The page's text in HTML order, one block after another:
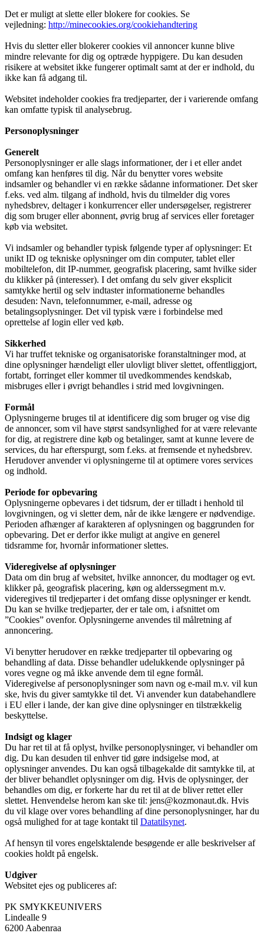
Det er muligt at slette eller blokere for cookies. Se
vejledning: http://minecookies.org/cookiehandtering
Hvis du sletter eller blokerer cookies vil annoncer kunne blive
mindre relevante for dig og optræde hyppigere. Du kan desuden
risikere at websitet ikke fungerer optimalt samt at der er indhold, du
ikke kan få adgang til.
Websitet indeholder cookies fra tredjeparter, der i varierende omfang
kan omfatte typisk til analysebrug.
Personoplysninger
Generelt
Personoplysninger er alle slags informationer, der i et eller andet
omfang kan henføres til dig. Når du benytter vores website
indsamler og behandler vi en række sådanne informationer. Det sker
f.eks. ved alm. tilgang af indhold, hvis du tilmelder dig vores
nyhedsbrev, deltager i konkurrencer eller undersøgelser, registrerer
dig som bruger eller abonnent, øvrig brug af services eller foretager
køb via websitet.
Vi indsamler og behandler typisk følgende typer af oplysninger: Et
unikt ID og tekniske oplysninger om din computer, tablet eller
mobiltelefon, dit IP-nummer, geografisk placering, samt hvilke sider
du klikker på (interesser). I det omfang du selv giver eksplicit
samtykke hertil og selv indtaster informationerne behandles
desuden: Navn, telefonnummer, e-mail, adresse og
betalingsoplysninger. Det vil typisk være i forbindelse med
oprettelse af login eller ved køb.
Sikkerhed
Vi har truffet tekniske og organisatoriske foranstaltninger mod, at
dine oplysninger hændeligt eller ulovligt bliver slettet, offentliggjort,
fortabt, forringet eller kommer til uvedkommendes kendskab,
misbruges eller i øvrigt behandles i strid med lovgivningen.
Formål
Oplysningerne bruges til at identificere dig som bruger og vise dig
de annoncer, som vil have størst sandsynlighed for at være relevante
for dig, at registrere dine køb og betalinger, samt at kunne levere de
services, du har efterspurgt, som f.eks. at fremsende et nyhedsbrev.
Herudover anvender vi oplysningerne til at optimere vores services
og indhold.
Periode for opbevaring
Oplysningerne opbevares i det tidsrum, der er tilladt i henhold til
lovgivningen, og vi sletter dem, når de ikke længere er nødvendige.
Perioden afhænger af karakteren af oplysningen og baggrunden for
opbevaring. Det er derfor ikke muligt at angive en generel
tidsramme for, hvornår informationer slettes.
Videregivelse af oplysninger
Data om din brug af websitet, hvilke annoncer, du modtager og evt.
klikker på, geografisk placering, køn og alderssegment m.v.
videregives til tredjeparter i det omfang disse oplysninger er kendt.
Du kan se hvilke tredjeparter, der er tale om, i afsnittet om
”Cookies” ovenfor. Oplysningerne anvendes til målretning af
annoncering.
Vi benytter herudover en række tredjeparter til opbevaring og
behandling af data. Disse behandler udelukkende oplysninger på
vores vegne og må ikke anvende dem til egne formål.
Videregivelse af personoplysninger som navn og e-mail m.v. vil kun
ske, hvis du giver samtykke til det. Vi anvender kun databehandlere
i EU eller i lande, der kan give dine oplysninger en tilstrækkelig
beskyttelse.
Indsigt og klager
Du har ret til at få oplyst, hvilke personoplysninger, vi behandler om
dig. Du kan desuden til enhver tid gøre indsigelse mod, at
oplysninger anvendes. Du kan også tilbagekalde dit samtykke til, at
der bliver behandlet oplysninger om dig. Hvis de oplysninger, der
behandles om dig, er forkerte har du ret til at de bliver rettet eller
slettet. Henvendelse herom kan ske til: jens@kozmonaut.dk. Hvis
du vil klage over vores behandling af dine personoplysninger, har du
også mulighed for at tage kontakt til Datatilsynet.
Af hensyn til vores engelsktalende besøgende er alle beskrivelser af
cookies holdt på engelsk.
Udgiver
Websitet ejes og publiceres af:
PK SMYKKEUNIVERS
Lindealle 9
6200 Aabenraa